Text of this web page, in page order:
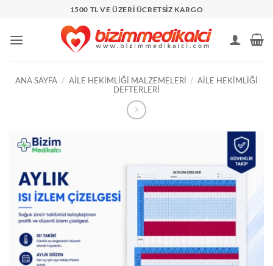
1500 TL VE ÜZERİ ÜCRETSİZ KARGO
ANA SAYFA / AILE HEKIMLIĞI MALZEMELERI / AILE HEKIMLIĞI
DEFTERLERI